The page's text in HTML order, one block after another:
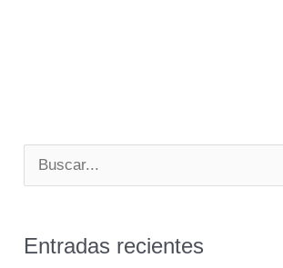
u
c
Entradas recientes